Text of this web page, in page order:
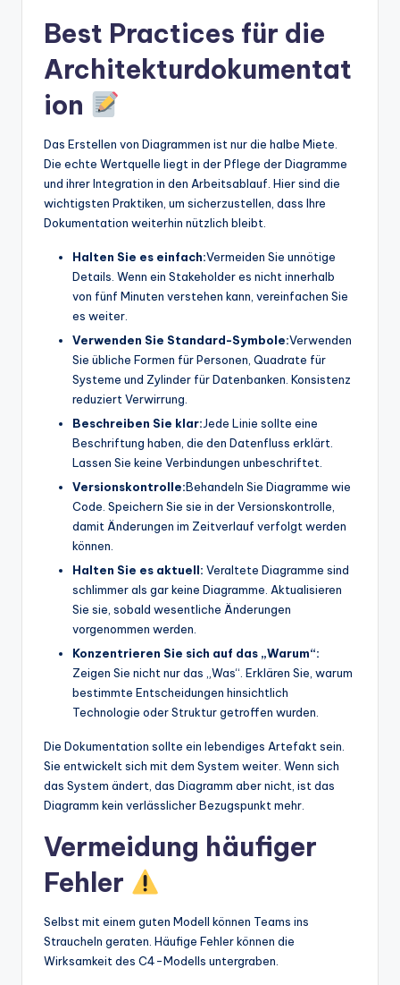
Best Practices für die
Architekturdokumentat
ion
Das Erstellen von Diagrammen ist nur die halbe Miete.
Die echte Wertquelle liegt in der Pflege der Diagramme
und ihrer Integration in den Arbeitsablauf. Hier sind die
wichtigsten Praktiken, um sicherzustellen, dass Ihre
Dokumentation weiterhin nützlich bleibt.
Halten Sie es einfach:Vermeiden Sie unnötige
Details. Wenn ein Stakeholder es nicht innerhalb
von fünf Minuten verstehen kann, vereinfachen Sie
es weiter.
Verwenden Sie Standard-Symbole:Verwenden
Sie übliche Formen für Personen, Quadrate für
Systeme und Zylinder für Datenbanken. Konsistenz
reduziert Verwirrung.
Beschreiben Sie klar:Jede Linie sollte eine
Beschriftung haben, die den Datenfluss erklärt.
Lassen Sie keine Verbindungen unbeschriftet.
Versionskontrolle:Behandeln Sie Diagramme wie
Code. Speichern Sie sie in der Versionskontrolle,
damit Änderungen im Zeitverlauf verfolgt werden
können.
Halten Sie es aktuell: Veraltete Diagramme sind
schlimmer als gar keine Diagramme. Aktualisieren
Sie sie, sobald wesentliche Änderungen
vorgenommen werden.
Konzentrieren Sie sich auf das „Warum“:
Zeigen Sie nicht nur das „Was“. Erklären Sie, warum
bestimmte Entscheidungen hinsichtlich
Technologie oder Struktur getroffen wurden.
Die Dokumentation sollte ein lebendiges Artefakt sein.
Sie entwickelt sich mit dem System weiter. Wenn sich
das System ändert, das Diagramm aber nicht, ist das
Diagramm kein verlässlicher Bezugspunkt mehr.
Vermeidung häufiger
Fehler
Selbst mit einem guten Modell können Teams ins
Straucheln geraten. Häufige Fehler können die
Wirksamkeit des C4-Modells untergraben.